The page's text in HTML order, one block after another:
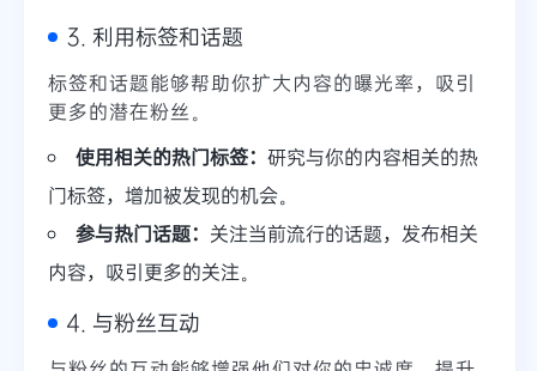
3. 利用标签和话题
标签和话题能够帮助你扩大内容的曝光率，吸引
更多的潜在粉丝。
使用相关的热门标签： 研究与你的内容相关的热
门标签，增加被发现的机会。
参与热门话题： 关注当前流行的话题，发布相关
内容，吸引更多的关注。
4. 与粉丝互动